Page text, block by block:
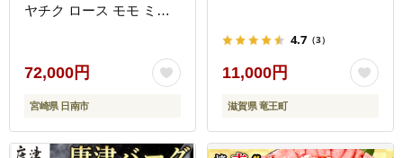
ヤチク ロース モモ ミス
め 赤身 霜降り 希少部位
贅沢 高級 ご褒美 お祝 記
念日 ブランド牛 お取り寄
せ 宮崎県 日南市 送料無
料_JB3-25
72,000円
宮崎県 日南市
4.7 （3）
11,000円
滋賀県 竜王町